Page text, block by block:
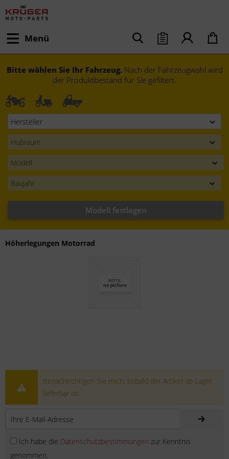
Menü
Bitte wählen Sie Ihr Fahrzeug. Nach der Fahrzeugwahl wird
der Produktbestand für Sie gefiltert.
Modell festlegen
Höherlegungen Motorrad
Benachrichtigen Sie mich, sobald der Artikel ab Lager
lieferbar ist.
Ich habe die Datenschutzbestimmungen zur Kenntnis
genommen.